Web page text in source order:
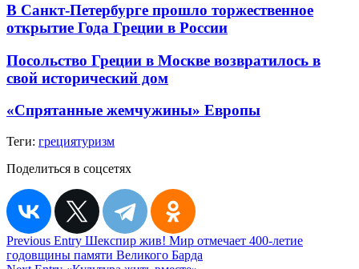
В Санкт-Петербурге прошло торжественное
открытие Года Греции в России
Посольство Греции в Москве возвратилось в
свой исторический дом
«Спрятанные жемчужины» Европы
Теги: грециятуризм
Поделиться в соцсетях
Навигация
Previous Entry Шекспир жив! Мир отмечает 400-летие
годовщины памяти Великого Барда